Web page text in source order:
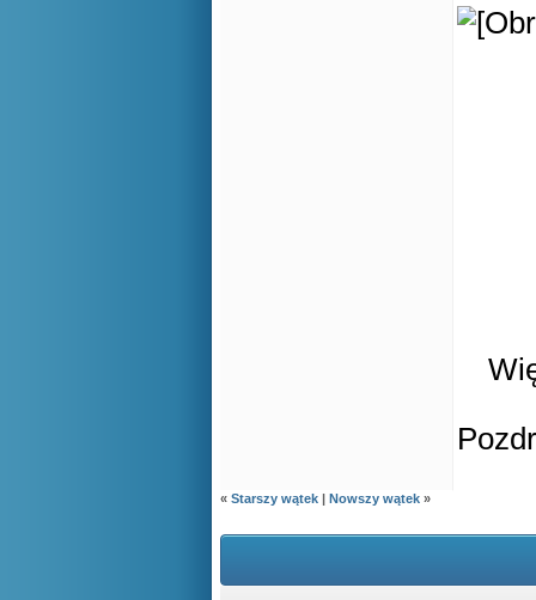
« Starszy wątek | Nowszy wątek »